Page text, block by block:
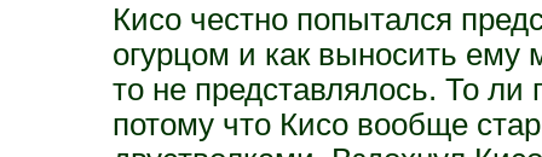
Кисо честно попытался
огурцом и как выносить ему
то не представлялось. То ли
потому что Кисо вообще